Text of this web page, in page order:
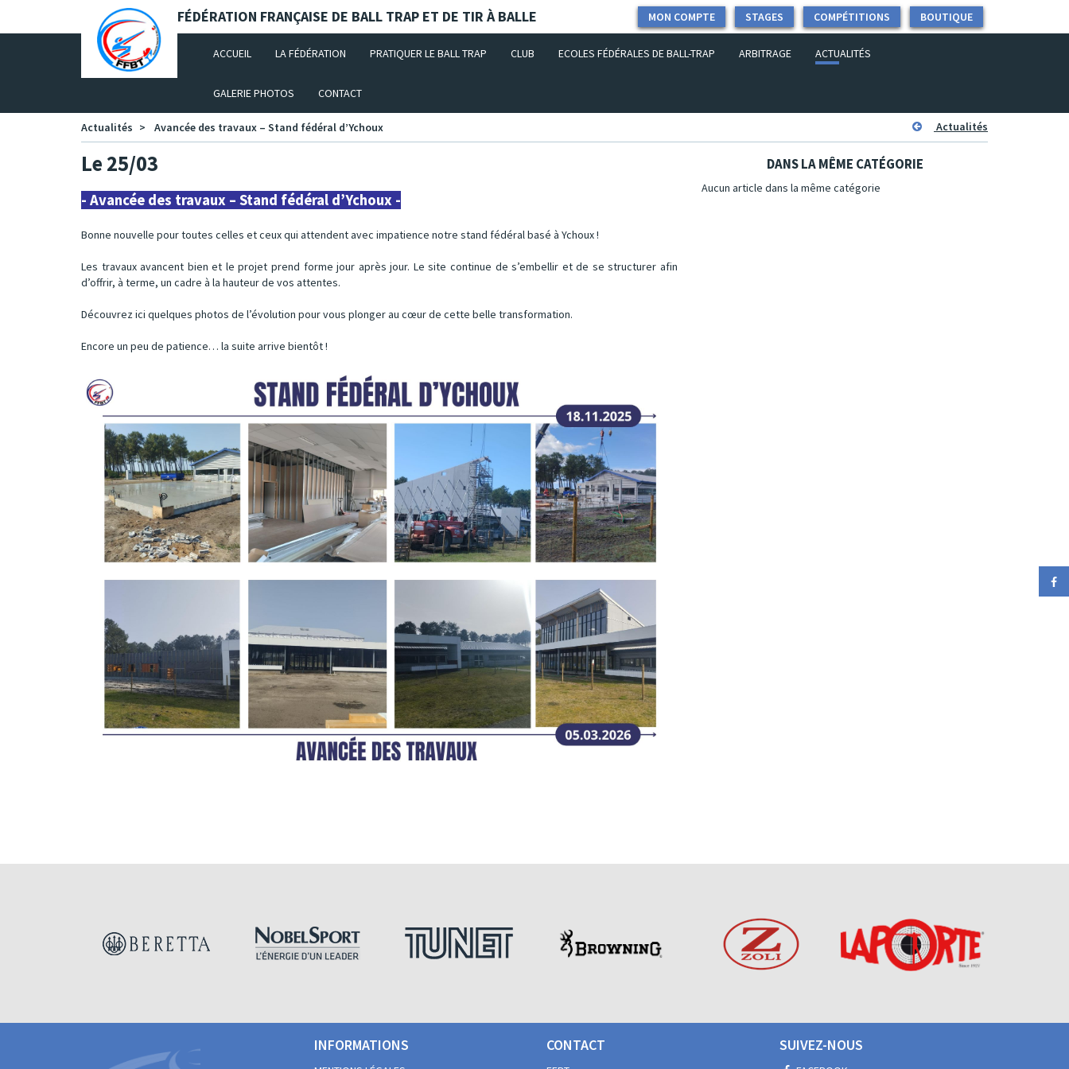
Panneau de gestion des cookies FÉDÉRATION FRANÇAISE DE BALL TRAP ET DE TIR À BALLE BOUTIQUE
COMPÉTITIONS
STAGES
MON COMPTE
ACCUEIL (CURRENT)
LA FÉDÉRATION PRATIQUER LE BALL TRAP CLUB ECOLES FÉDÉRALES DE BALL-TRAP ARBITRAGE ACTUALITÉS
GALERIE PHOTOS CONTACT
Actualités Avancée des travaux – Stand fédéral d’Ychoux Actualités
Le 25/03
- Avancée des travaux – Stand fédéral d’Ychoux -
Bonne nouvelle pour toutes celles et ceux qui attendent avec impatience notre stand fédéral basé à Ychoux !
Les travaux avancent bien et le projet prend forme jour après jour. Le site continue de s’embellir et de se structurer afin
d’offrir, à terme, un cadre à la hauteur de vos attentes.
Découvrez ici quelques photos de l’évolution pour vous plonger au cœur de cette belle transformation.
Encore un peu de patience… la suite arrive bientôt !
DANS LA MÊME CATÉGORIE
Aucun article dans la même catégorie
INFORMATIONS CONTACT SUIVEZ-NOUS